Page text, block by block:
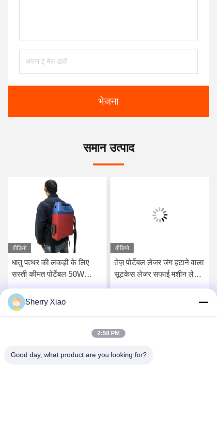
भेजना
समान उत्पाद
वीडियो
धातु पत्थर की लकड़ी के लिए
सस्ती कीमत पोर्टेबल 50W
मशीन जंग रेमल
सबसे अच्छी कीमत पाएं
वीडियो
तेज़ पोर्टेबल लेजर जंग हटाने वाला
सूटकेस लेजर सफाई मशीन लेजर
Sherry Xiao
2:58 PM
Good day, what product are you looking for?